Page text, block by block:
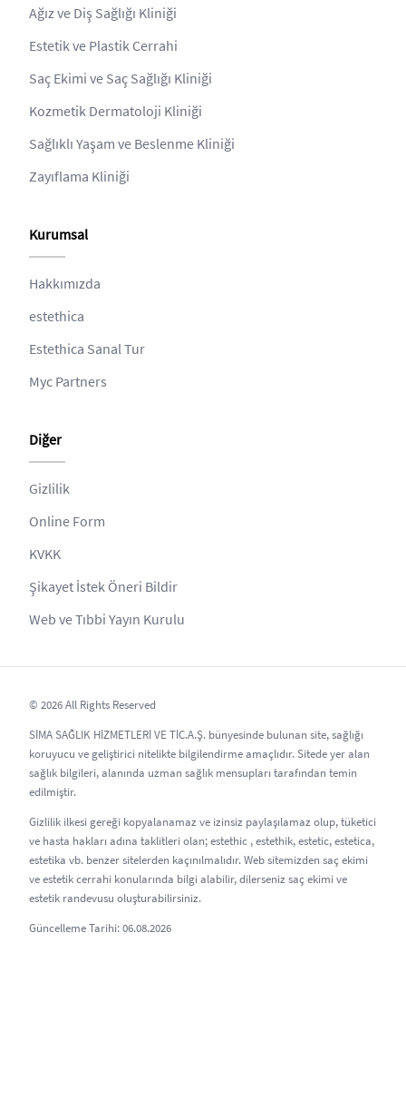
Ağız ve Diş Sağlığı Kliniği
Estetik ve Plastik Cerrahi
Saç Ekimi ve Saç Sağlığı Kliniği
Kozmetik Dermatoloji Kliniği
Sağlıklı Yaşam ve Beslenme Kliniği
Zayıflama Kliniği
Kurumsal
Hakkımızda
estethica
Estethica Sanal Tur
Myc Partners
Diğer
Gizlilik
Online Form
KVKK
Şikayet İstek Öneri Bildir
Web ve Tıbbi Yayın Kurulu
© 2026 All Rights Reserved
SİMA SAĞLIK HİZMETLERİ VE TİC.A.Ş. bünyesinde bulunan site, sağlığı
koruyucu ve geliştirici nitelikte bilgilendirme amaçlıdır. Sitede yer alan
sağlık bilgileri, alanında uzman sağlık mensupları tarafından temin
edilmiştir.
Gizlilik ilkesi gereği kopyalanamaz ve izinsiz paylaşılamaz olup, tüketici
ve hasta hakları adına taklitleri olan; estethic , estethik, estetic, estetica,
estetika vb. benzer sitelerden kaçınılmalıdır. Web sitemizden saç ekimi
ve estetik cerrahi konularında bilgi alabilir, dilerseniz saç ekimi ve
estetik randevusu oluşturabilirsiniz.
Güncelleme Tarihi: 06.08.2026